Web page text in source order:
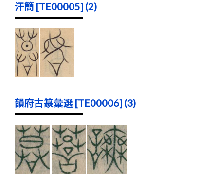
汗簡 [TE00005] (2)
韻府古篆彙選 [TE00006] (3)